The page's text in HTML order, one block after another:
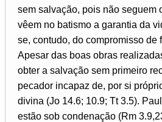
sem salvação, pois não seguem
vêem no batismo a garantia da
se, contudo, do compromisso de
Apesar das boas obras
obter a salvação sem primeiro
pecador incapaz de, por si
divina (Jo 14.6; 10.9; Tt 3.5).
estão sob condenação (Rm